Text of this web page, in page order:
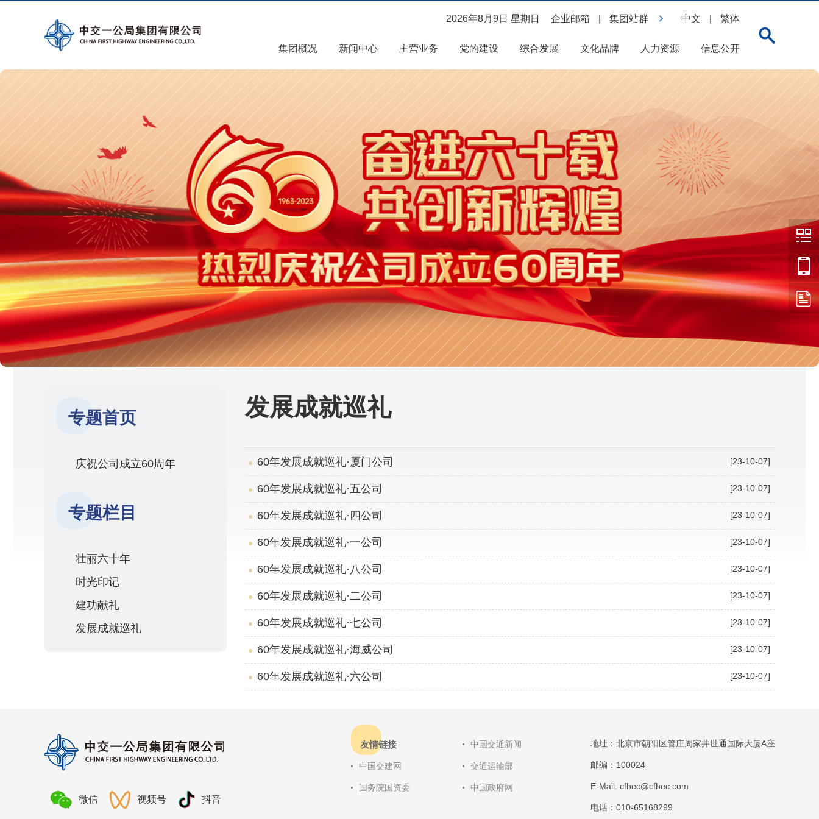
2026年8月9日 星期日 企业邮箱 集团站群 中文 繁体
集团概况 新闻中心 主营业务 党的建设 综合发展 文化品牌 人力资源 信息公开
专题首页
庆祝公司成立60周年
专题栏目
壮丽六十年
时光印记
建功献礼
发展成就巡礼
发展成就巡礼
[23-10-07]
60年发展成就巡礼·厦门公司
[23-10-07]
60年发展成就巡礼·五公司
[23-10-07]
60年发展成就巡礼·四公司
[23-10-07]
60年发展成就巡礼·一公司
[23-10-07]
60年发展成就巡礼·八公司
[23-10-07]
60年发展成就巡礼·二公司
[23-10-07]
60年发展成就巡礼·七公司
[23-10-07]
60年发展成就巡礼·海威公司
[23-10-07]
60年发展成就巡礼·六公司
微信 视频号 抖音
友情链接 中国交通新闻
中国交建网 交通运输部
国务院国资委 中国政府网
地址：北京市朝阳区管庄周家井世通国际大厦A座
邮编：100024
E-Mail: cfhec@cfhec.com
电话：010-65168299